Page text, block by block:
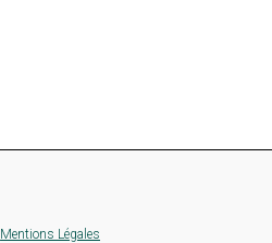
Mentions Légales